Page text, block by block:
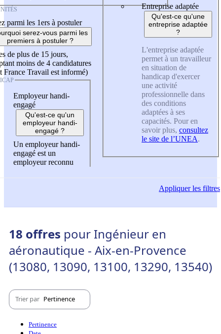
parmi les 1ers à postuler
serez-vous parmi les
premiers à postuler ?
de plus de 15 jours,
moins de 4 candidatures
France Travail est informé)
Employeur handi-
engagé
Qu'est-ce qu'un
employeur handi-
engagé ?
Un employeur handi-
engagé est un
employeur reconnu
Entreprise adaptée
Qu'est-ce qu'une
entreprise adaptée
?
L'entreprise adaptée
permet à un travailleur
en situation de
handicap d'exercer
une activité
professionnelle dans
des conditions
adaptées à ses
capacités. Pour en
savoir plus, consultez
le site de l’UNEA.
Appliquerles filtres
18 offres pour Ingénieur en
aéronautique - Aix-en-Provence
(13080, 13090, 13100, 13290, 13540)
Trier par Pertinence
Pertinence